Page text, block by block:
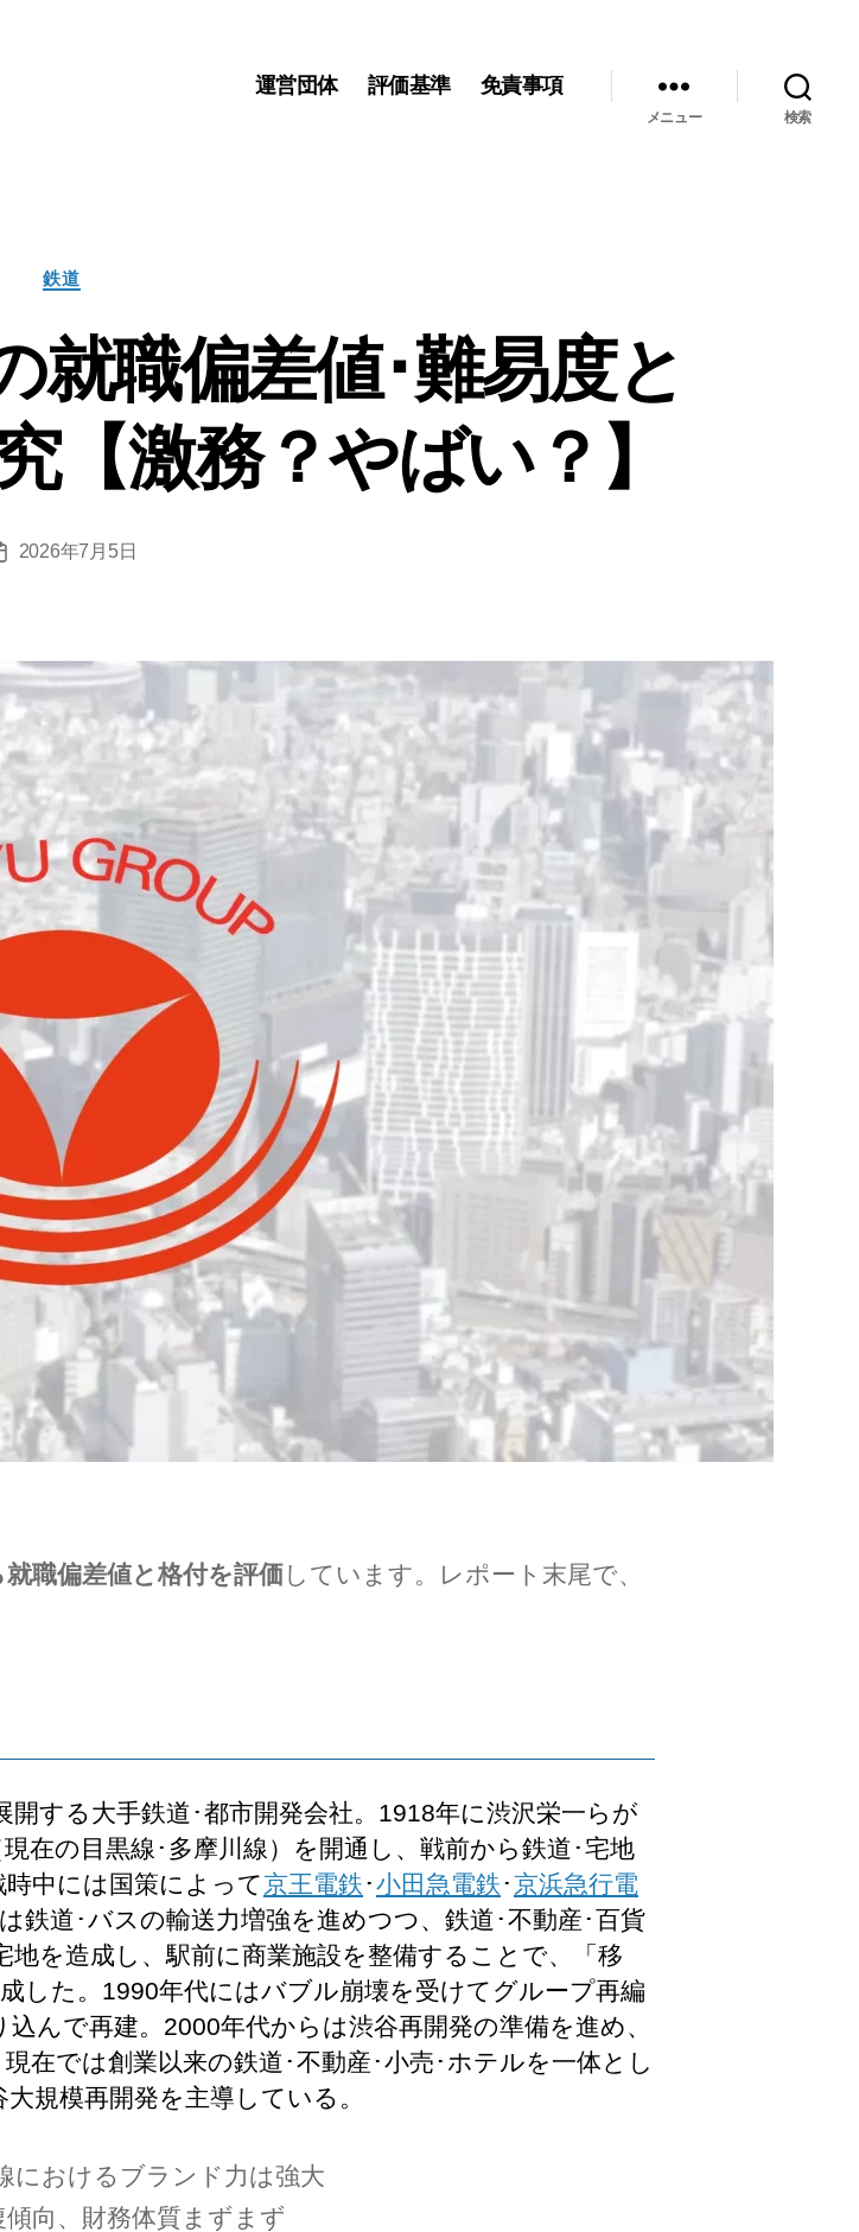
運営団体 評価基準 免責事項
メニュー 検索
カ
テ
リ
ー
鉄道
就職偏差値･難易度と
【激務？やばい？】
2026年7月5日
職偏差値と格付を評価しています。レポート末尾で、
する大手鉄道･都市開発会社。1918年に渋沢栄一らが
在の目黒線･多摩川線）を開通し、戦前から鉄道･宅地
中には国策によって京王電鉄･小田急電鉄･ 京浜急行電
鉄道･バスの輸送力増強を進めつつ、鉄道･不動産･百貨
を造成し、駅前に商業施設を整備することで、「移
した。1990年代にはバブル崩壊を受けてグループ再編
んで再建。2000年代からは渋谷再開発の準備を進め、
在では創業以来の鉄道･不動産･小売･ホテルを一体とし
規模再開発を主導している。
におけるブランド力は強大
向、財務体質まずまず